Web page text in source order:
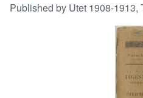
Browse Collections
Published by Utet 1908-1913,